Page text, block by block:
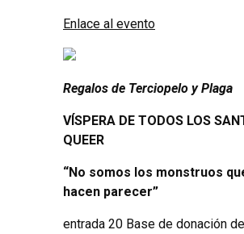
Enlace al evento
Regalos de Terciopelo y Plaga
VÍSPERA DE TODOS LOS
QUEER
“No somos los monstruos
hacen parecer”
entrada 20 Base de donación